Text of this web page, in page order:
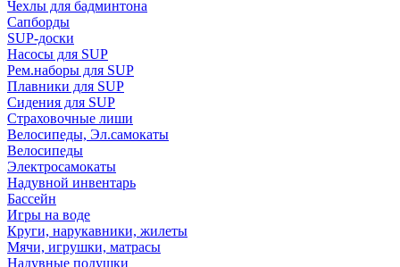
Чехлы для бадминтона
Сапборды
SUP-доски
Насосы для SUP
Рем.наборы для SUP
Плавники для SUP
Сидения для SUP
Страховочные лиши
Велосипеды, Эл.самокаты
Велосипеды
Электросамокаты
Надувной инвентарь
Бассейн
Игры на воде
Круги, нарукавники, жилеты
Мячи, игрушки, матрасы
Надувные подушки